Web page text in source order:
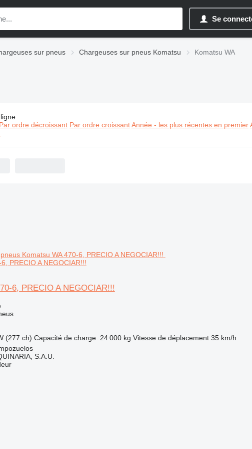
Se
sur pneus Chargeuses sur pneus Komatsu Komatsu WA
Chargeuses sur pneus Komatsu WA
Par ordre décroissant Par ordre croissant Année - les plus récentes en premier
PRECIO A NEGOCIAR!!!
6, PRECIO A NEGOCIAR!!!
(277 ch) Capacité de charge 24 000 kg Vitesse de déplacement 35 km/h
S.A.U.